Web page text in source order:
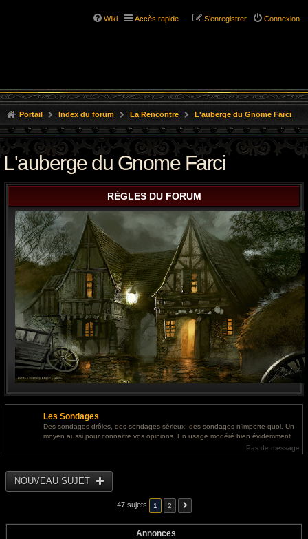
Wiki Accès rapide Connexion
S’enregistrer
Portail Index du forum La Rencontre L'auberge du Gnome Farci
L'auberge du Gnome Farci
RÈGLES DU FORUM
Les Sondages
Des sondages drôles, des sondages sérieux, des sondages n'importe quoi. Un
moyen aussi pour connaitre vos opinions. En usage modéré bien évidemment
Pas de message
NOUVEAU SUJET
47 sujets 1 2
Annonces